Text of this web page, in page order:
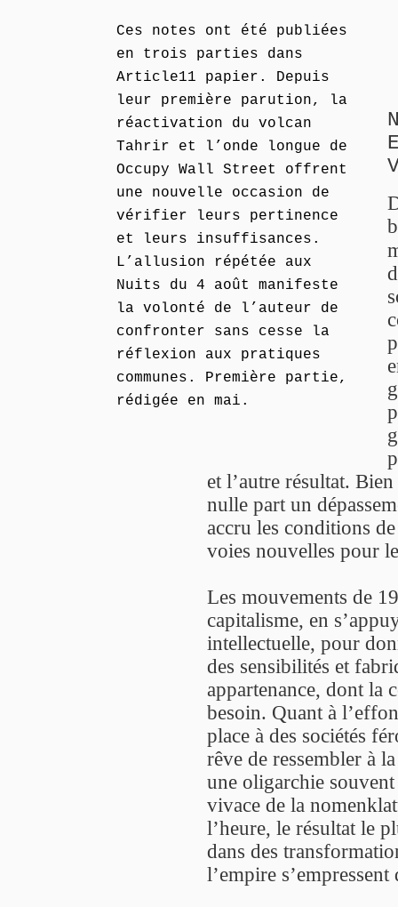
Ces notes ont été publiées
en trois parties dans
Article11 papier. Depuis
leur première parution, la
réactivation du volcan
Tahrir et l’onde longue de
Occupy Wall Street offrent
une nouvelle occasion de
vérifier leurs pertinence
et leurs insuffisances.
L’allusion répétée aux
Nuits du 4 août manifeste
la volonté de l’auteur de
confronter sans cesse la
réflexion aux pratiques
communes. Première partie,
rédigée en mai.
et l’autre résultat.
nulle part un
accru les conditions
voies nouvelles pour
Les mouvements de
capitalisme, en
intellectuelle, pour
des sensibilités et
appartenance, dont la
besoin. Quant à
place à des sociétés
rêve de ressembler à
une oligarchie
vivace de la
l’heure, le résultat le
dans des
l’empire